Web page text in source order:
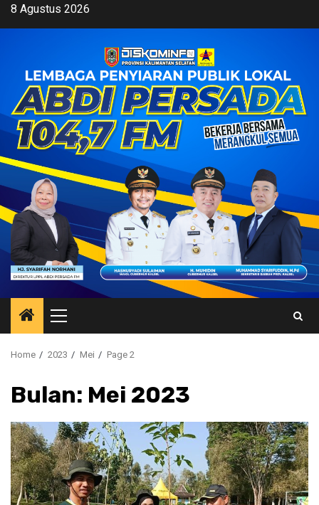
Skip8 Agustus 2026
Primary
Menu
Home 2023 Mei Page 2
Bulan: Mei 2023